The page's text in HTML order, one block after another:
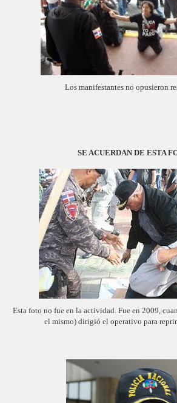
Los manifestantes no opusieron
SE ACUERDAN DE ESTA
Esta foto no fue en la actividad. Fue en 2009,
el mismo) dirigió el operativo para